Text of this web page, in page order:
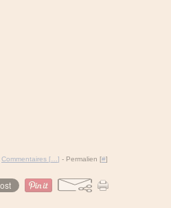
Commentaires [ ] - Permalien [#]